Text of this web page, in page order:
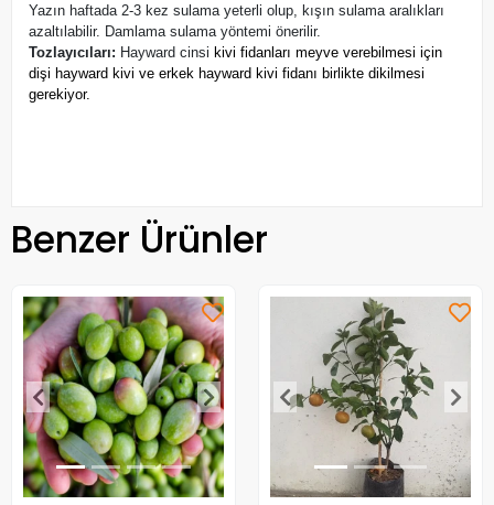
Yazın haftada 2-3 kez sulama yeterli olup, kışın sulama aralıkları
azaltılabilir. Damlama sulama yöntemi önerilir.
Tozlayıcıları: Hayward cinsi kivi fidanları meyve verebilmesi için
dişi hayward kivi ve erkek hayward kivi fidanı birlikte dikilmesi
gerekiyor.
Benzer Ürünler